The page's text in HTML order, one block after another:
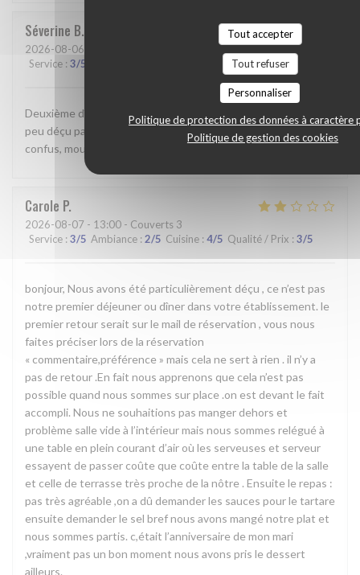
Tout accepter
Tout refuser
Personnaliser
Politique de protection des données à caractère
Politique de gestion des cookies
Séverine B
2026-08-06
Service : 3/5 Qualité / Prix
Deuxième dîner dans ce superbe bistrot malheureusement un
peu déçu par rapport à la première fois : service lent et
confus, moules froides …. C’est dommage
Carole P
2026-08-07 - 13:00 - Couverts 3
Service : 3/5 Ambiance : 2/5 Cuisine : 4/5 Qualité / Prix : 3/5
bonjour, Nous avons été particulièrement déçu , ce n’est pas
notre premier déjeuner ou dîner dans votre établissement. le
premier retour serait sur le mail de réservation , vous nous
faites préciser lors de la réservation
« commentaire,préférence » mais cela ne sert à rien . il n’y a
pas de retour .En fait nous apprenons que cela n’est pas
possible quand nous sommes sur place .on est devant le fait
accompli. Nous ne souhaitions pas manger dehors et
problème salle vide à l’intérieur mais nous sommes relégué à
une table en plein courant d’air où les serveuses et serveur
essayent de passer coûte que coûte entre la table de la salle
et celle de terrasse très proche de la nôtre . Ensuite le repas :
pas très agréable ,on a dû demander les sauces pour le tartare
ensuite demander le sel bref nous avons mangé notre plat et
nous sommes partis. c,était l’anniversaire de mon mari
,vraiment pas un bon moment nous avons pris le dessert
ailleurs.